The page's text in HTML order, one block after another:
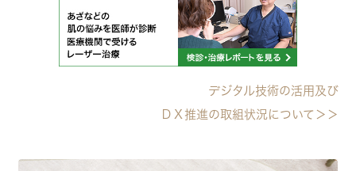
デジタル技術の活用及び
ＤＸ推進の取組状況について＞＞